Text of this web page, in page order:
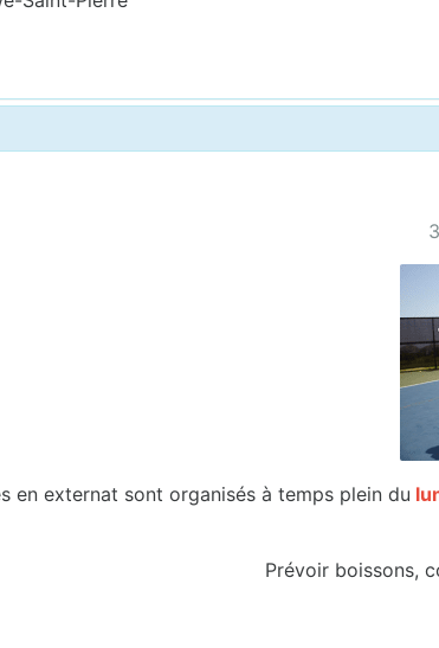
en externat sont organisés à temps plein du
Prévoir boissons,